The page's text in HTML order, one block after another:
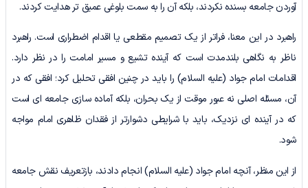
آوردن جامعه بسنده نکردند، بلکه آن را به سمت بلوغی عمیق تر هدایت کردند.
راهبرد در این معنا، فراتر از یک تصمیم مقطعی یا اقدام اضطراری است. راهبرد
ناظر به نگاهی بلندمدت است که آینده تشیع و مسیر امامت را در نظر دارد.
اقدامات امام جواد (علیه السلام) را باید در چنین افقی تحلیل کرد؛ افقی که در
آن، مسئله اصلی نه عبور موقت از یک بحران، بلکه آماده سازی جامعه ای است
که در آینده ای نزدیک، باید با شرایطی دشوارتر از فقدان ظاهری امام مواجه
شود.
از این منظر، آنچه امام جواد (علیه السلام) انجام دادند، بازتعریف نقش جامعه